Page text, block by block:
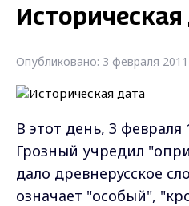
Историческая
Опубликовано: 3 февраля
В этот день, 3
Грозный учредил
дало древнерусское
означает "особый",